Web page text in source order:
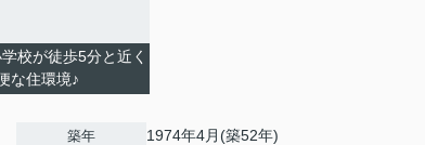
校が徒歩5分と近く
な住環境♪
築年 1974年4月(築52年)